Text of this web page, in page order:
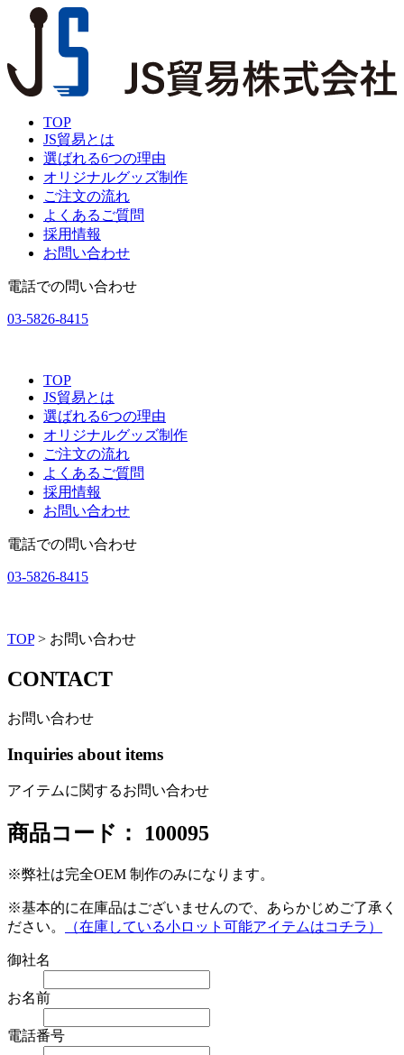
TOP
JS貿易とは
選ばれる6つの理由
オリジナルグッズ制作
ご注文の流れ
よくあるご質問
採用情報
お問い合わせ
電話での問い合わせ
03-5826-8415
TOP
JS貿易とは
選ばれる6つの理由
オリジナルグッズ制作
ご注文の流れ
よくあるご質問
採用情報
お問い合わせ
電話での問い合わせ
03-5826-8415
TOP> お問い合わせ
CONTACT
お問い合わせ
Inquiries about items
アイテムに関するお問い合わせ
商品コード： 100095
※弊社は完全OEM 制作のみになります。
※基本的に在庫品はございませんので、あらかじめご了承く
ださい。
（在庫している小ロット可能アイテムはコチラ）
御社名
お名前
電話番号